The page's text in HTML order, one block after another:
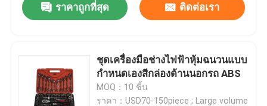
ควบคุมคุณภาพ
ข่าว
ราคาถูกที่สุด ติดต่อเรา
ชุดเครื่องมือช่างไฟฟ้าหุ้มฉนวนแบบ
กำหนดเองสีกล่องด้านนอกรถ ABS
MOQ：10 ชิ้น
ราคา：USD70-150piece ; Large volume